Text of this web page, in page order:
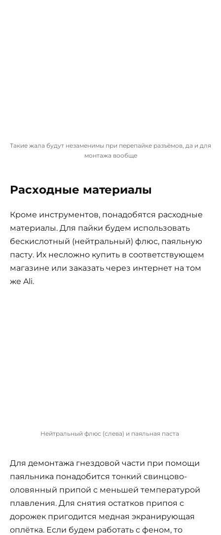
Такие жала будут незаменимы при перепайке разъёмов, да и для
монтажа вообще
Расходные материалы
Кроме инструментов, понадобятся расходные
материалы. Для пайки будем использовать
бескислотный (нейтральный) флюс, паяльную
пасту. Их несложно купить в соответствующем
магазине или заказать через интернет на том
же Ali.
Нейтральный флюс (слева) и паяльная паста
Для демонтажа гнездовой части при помощи
паяльника понадобится тонкий свинцово-
оловянный припой с меньшей температурой
плавления. Для снятия остатков припоя с
дорожек пригодится медная экранирующая
оплётка. Если будем работать с феном, то